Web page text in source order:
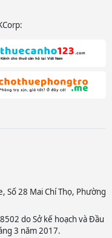
Số 28 Mai Chí Thọ, Phường
do Sở kế hoạch và Đầu
3 năm 2017.